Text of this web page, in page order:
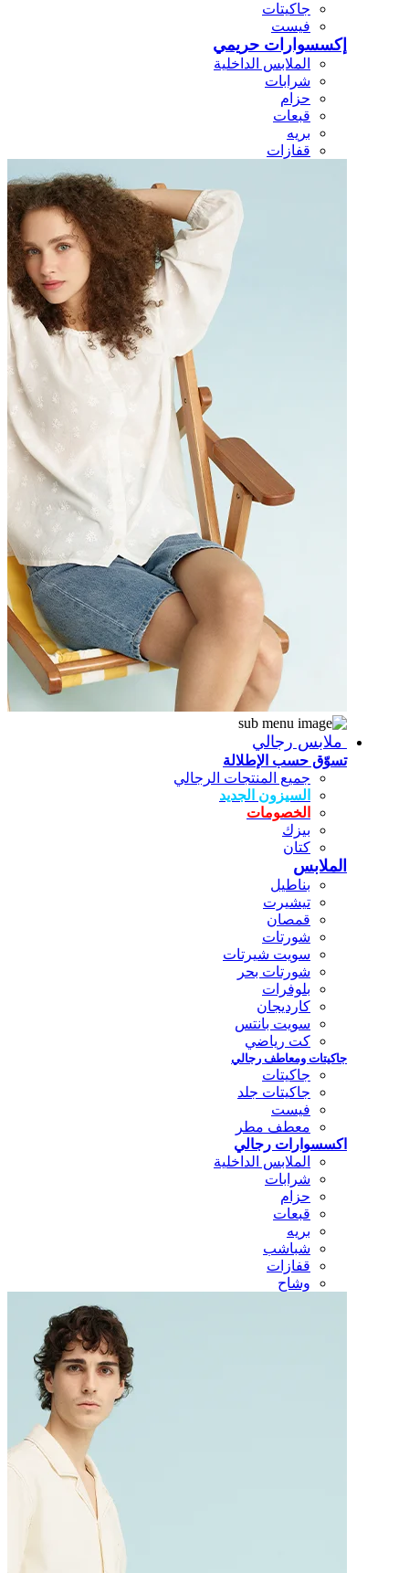
جاكيتات
فيست
إكسسوارات حريمي
الملابس الداخلية
شرابات
حزام
قبعات
بريه
قفازات
ملابس رجالي
تسوّق حسب الإطلالة
جميع المنتجات الرجالي
السيزون الجديد
الخصومات
بيزك
كتان
الملابس
بناطيل
تيشيرت
قمصان
شورتات
سويت شيرتات
شورتات بحر
بلوفرات
كارديجان
سويت بانتس
كت رياضي
جاكيتات ومعاطف رجالي
جاكيتات
جاكيتات جلد
فيست
معطف مطر
اكسسوارات رجالي
الملابس الداخلية
شرابات
حزام
قبعات
بريه
شباشب
قفازات
وشاح